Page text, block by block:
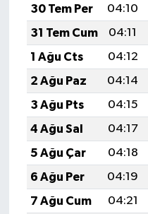
30 Tem Per
04:10
31 Tem Cum
04:11
1 Ağu Cts
04:12
2 Ağu Paz
04:14
3 Ağu Pts
04:15
4 Ağu Sal
04:17
5 Ağu Çar
04:18
6 Ağu Per
04:19
7 Ağu Cum
04:21